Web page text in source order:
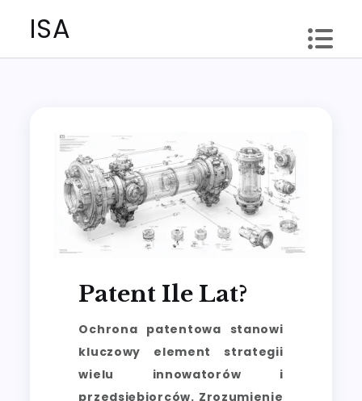
ISA
Patent Ile Lat?
Ochrona patentowa stanowi
kluczowy element strategii
wielu innowatorów i
przedsiębiorców. Zrozumienie